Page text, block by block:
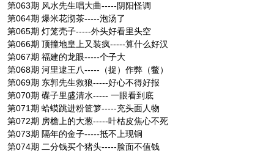
第063期 风水先生唱大曲-----阴阳怪调
第064期 爆米花沏茶-----泡汤了
第065期 灯笼壳子-----外头好看里头空
第066期 顶撞地皇上又装疯-----算什么好汉
第067期 福建的龙眼-----个子大
第068期 河里逮王八-----（捉）作弊（鳖）
第069期 东郭先生救狼-----好心不得好报
第070期 碟子里盛清水----- 一眼看到底
第071期 蛤蟆跳进粉笸箩-----充头面人物
第072期 房檐上的大葱-----叶枯皮焦心不死
第073期 隔年的金子-----抵不上现铜
第074期 二分钱买个猪头-----脸面不值钱